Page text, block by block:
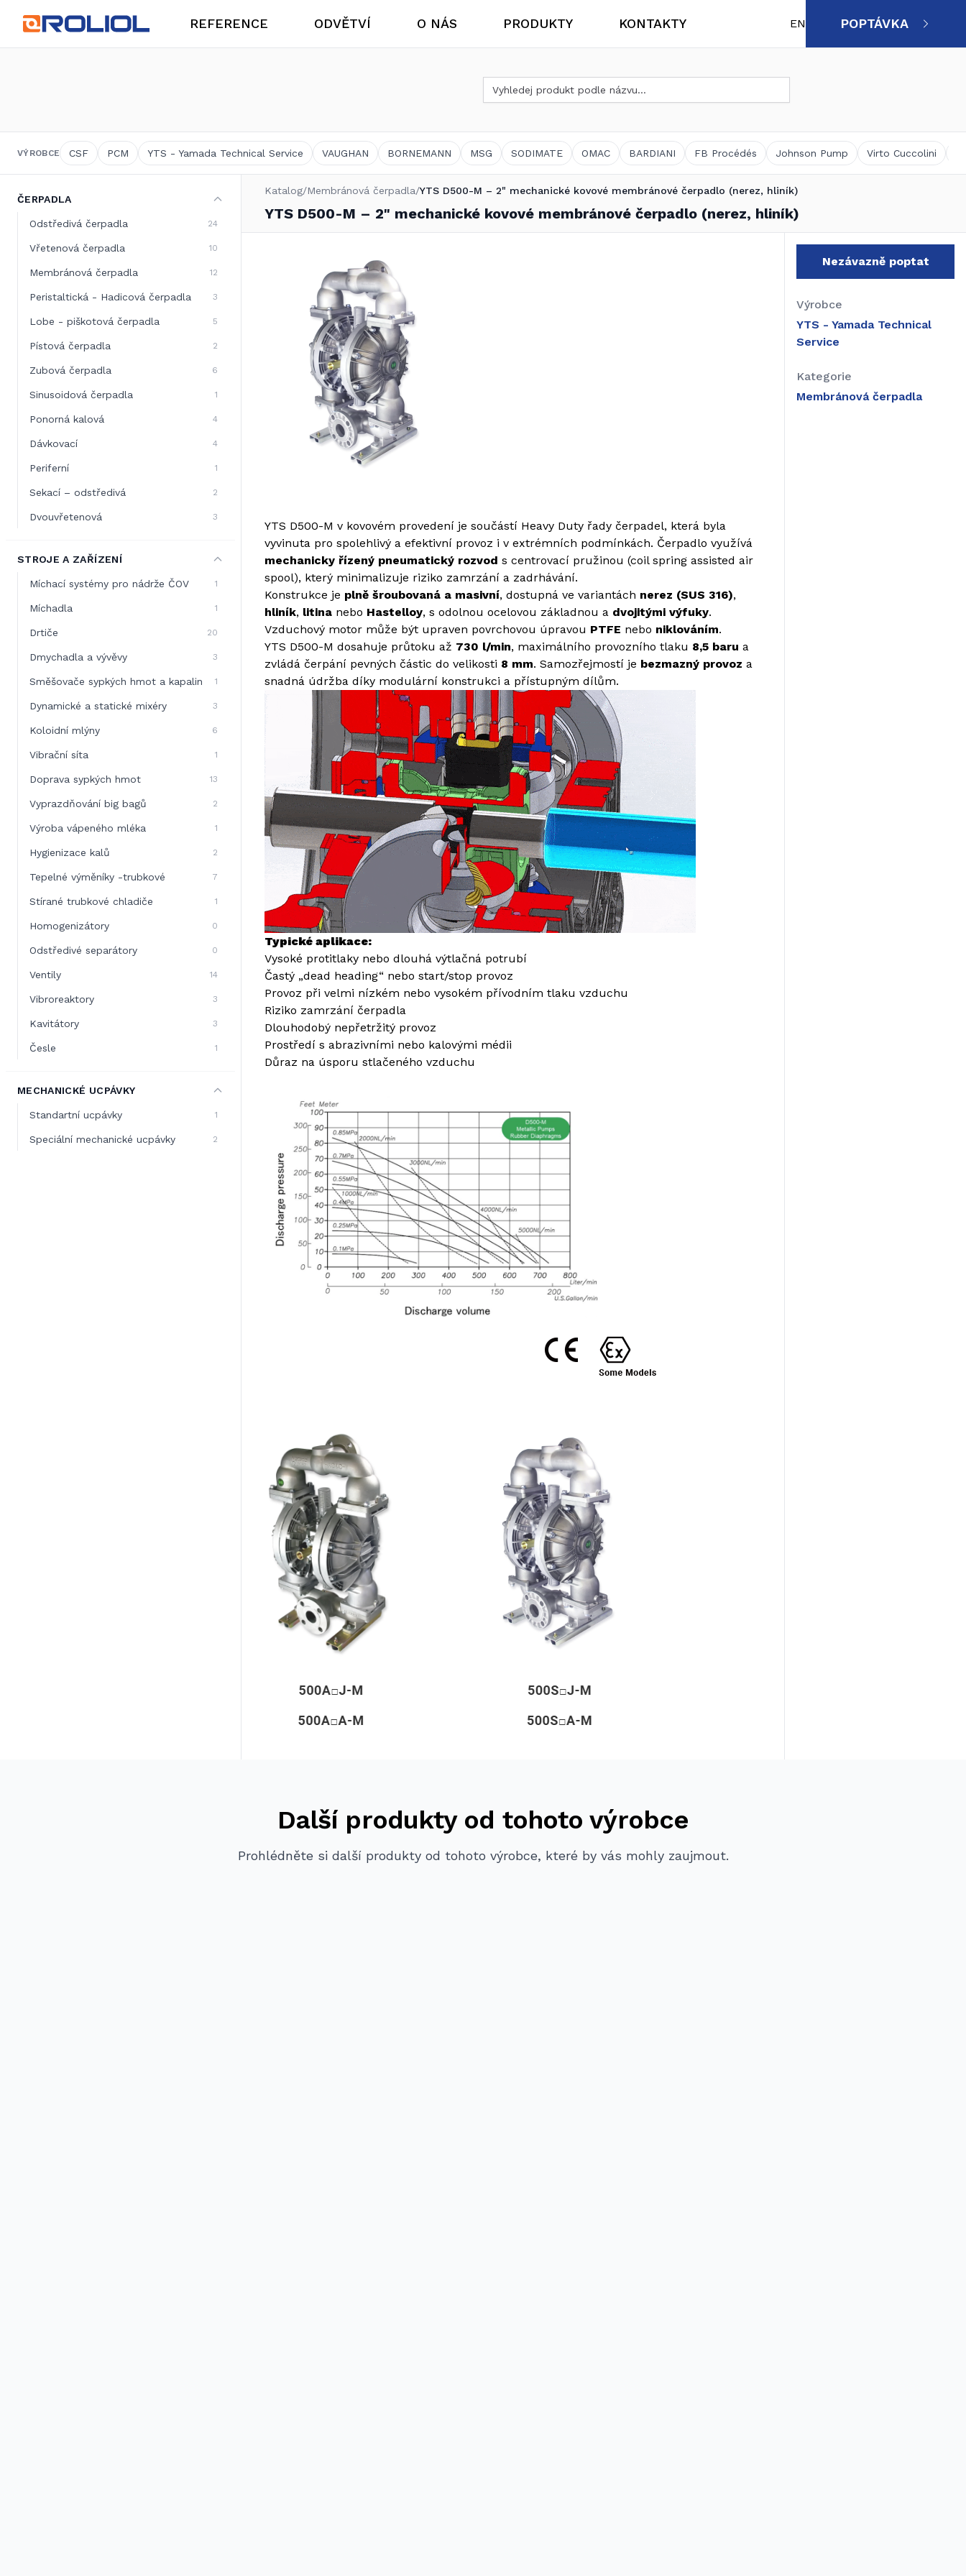
REFERENCE ODVĚTVÍ
vodárenství
Mechanické ucpávky Bioplynové stanice Servis – Náhradní díly
Výměnný program čerpadel Vogelsang® VX
Repasovaná čerpadla s okamžitou dostupností
O NÁS PRODUKTY KONTAKTY EN POPTÁVKA
Vyhledat produkt
VÝROBCE CSF PCM YTS - Yamada Technical Service VAUGHAN BORNEMANN MSG SODIMATE OMAC BARDIANI FB Procédés Johnson Pump Virto Cuccolini
ČERPADLA
Odstředivá čerpadla 24
Vřetenová čerpadla 10
Membránová čerpadla 12
Peristaltická - Hadicová čerpadla 3
Lobe - piškotová čerpadla 5
Pístová čerpadla 2
Zubová čerpadla 6
Sinusoidová čerpadla 1
Ponorná kalová 4
Dávkovací 4
Periferní 1
Sekací – odstředivá 2
Dvouvřetenová 3
STROJE A ZAŘÍZENÍ
Míchací systémy pro nádrže ČOV 1
Míchadla 1
Drtiče 20
Dmychadla a vývěvy 3
Směšovače sypkých hmot a kapalin 1
Dynamické a statické mixéry 3
Koloidní mlýny 6
Vibrační síta 1
Doprava sypkých hmot 13
Vyprazdňování big bagů 2
Výroba vápeného mléka 1
Hygienizace kalů 2
Tepelné výměníky -trubkové 7
Stírané trubkové chladiče 1
Homogenizátory 0
Odstředivé separátory 0
Ventily 14
Vibroreaktory 3
Kavitátory 3
Česle 1
MECHANICKÉ UCPÁVKY
Standartní ucpávky 1
Speciální mechanické ucpávky 2
Katalog/Membránová čerpadla/YTS D500-M – 2" mechanické kovové membránové čerpadlo (nerez, hliník)
YTS D500-M – 2" mechanické kovové membránové čerpadlo (nerez, hliník)
YTS D500-M v kovovém provedení je součástí Heavy Duty řady čerpadel, která byla
vyvinuta pro spolehlivý a efektivní provoz i v extrémních podmínkách. Čerpadlo využívá
mechanicky řízený pneumatický rozvod s centrovací pružinou (coil spring assisted air
spool), který minimalizuje riziko zamrzání a zadrhávání.
Konstrukce je plně šroubovaná a masivní, dostupná ve variantách nerez (SUS 316),
hliník, litina nebo Hastelloy, s odolnou ocelovou základnou a dvojitými výfuky.
Vzduchový motor může být upraven povrchovou úpravou PTFE nebo niklováním.
YTS D500-M dosahuje průtoku až 730 l/min, maximálního provozního tlaku 8,5 baru a
zvládá čerpání pevných částic do velikosti 8 mm. Samozřejmostí je bezmazný provoz a
snadná údržba díky modulární konstrukci a přístupným dílům.
Typické aplikace:
Vysoké protitlaky nebo dlouhá výtlačná potrubí
Častý „dead heading“ nebo start/stop provoz
Provoz při velmi nízkém nebo vysokém přívodním tlaku vzduchu
Riziko zamrzání čerpadla
Dlouhodobý nepřetržitý provoz
Prostředí s abrazivními nebo kalovými médii
Důraz na úsporu stlačeného vzduchu
Nezávazně poptat
Výrobce
YTS - Yamada Technical
Service
Kategorie
Membránová čerpadla
Další produkty od tohoto výrobce
Prohlédněte si další produkty od tohoto výrobce, které by vás mohly zaujmout.